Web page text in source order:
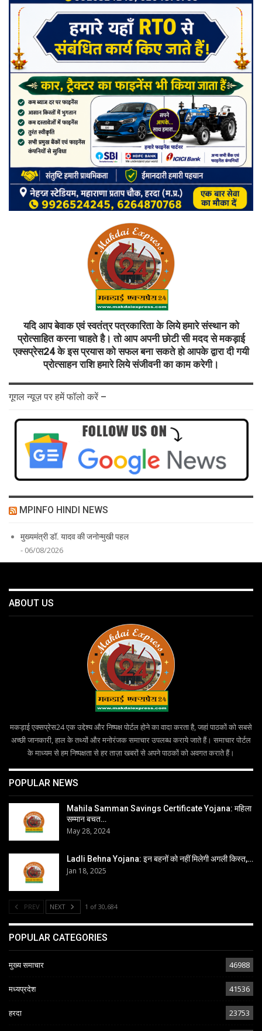
यदि आप बेवाक एवं स्वतंत्र पत्रकारिता के लिये हमारे संस्थान को
प्रोत्साहित करना चाहते है। तो आप अपनी छोटी सी मदद से मकड़ाई
एक्सप्रेस24 के इस प्रयास को सफल बना सकते हो आपके द्वारा दी गयी
प्रोत्साहन राशि हमारे लिये संजीवनी का काम करेगी।
गूगल न्यूज़ पर हमें फॉलो करें –
MPINFO HINDI NEWS
मुख्यमंत्री डॉ. यादव की जनोन्मुखी पहल
- 06/08/2026
ABOUT US
मकड़ाई एक्सप्रेस24 एक उद्देश्य और निष्पक्ष पोर्टल होने का वादा करता है, जहां पाठकों को सबसे
अच्छी जानकारी, हाल के तथ्यों और मनोरंजक समाचार उपलब्ध कराये जाते हैं। समाचार पोर्टल
के माध्यम से हम निष्पक्षता से हर ताज़ा खबरों से अपने पाठकों को अवगत कराते हैं।
POPULAR NEWS
Mahila Samman Savings Certificate Yojana: महिला
सम्मान बचत…
May 28, 2024
Ladli Behna Yojana: इन बहनों को नहीं मिलेगी अगली किस्त,…
Jan 18, 2025
PREV NEXT 1 of 30,684
POPULAR CATEGORIES
मुख्य समाचार 46988
मध्यप्रदेश 41536
हरदा 23753